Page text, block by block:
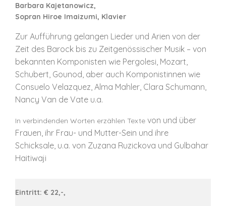
Barbara Kajetanowicz,
Sopran Hiroe Imaizumi, Klavier
Zur Aufführung gelangen Lieder und Arien von der
Zeit des Barock bis zu Zeitgenössischer Musik – von
bekannten Komponisten wie Pergolesi, Mozart,
Schubert, Gounod, aber auch Komponistinnen wie
Consuelo Velazquez, Alma Mahler, Clara Schumann,
Nancy Van de Vate u.a.
In verbindenden Worten erzählen Texte von und über
Frauen, ihr Frau- und Mutter-Sein und ihre
Schicksale, u.a. von Zuzana Ruzickova und Gulbahar
Haitiwaji
Eintritt: € 22,-,